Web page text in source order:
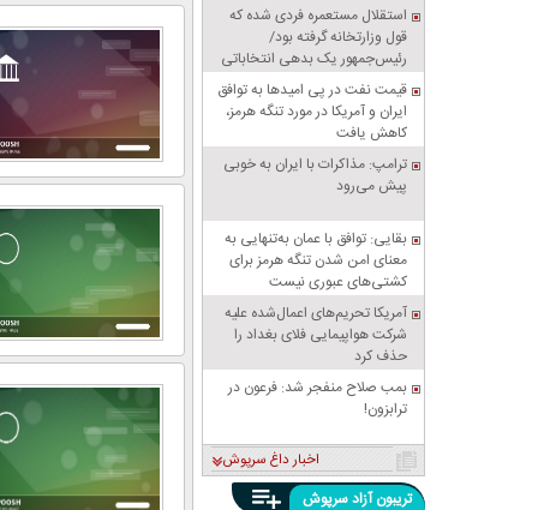
استقلال مستعمره فردی شده که
قول وزارتخانه گرفته بود/
رئیس‌جمهور یک بدهی انتخاباتی
داشت، باشگاه را به او داد!
قیمت نفت در پی امیدها به توافق
ایران و آمریکا در مورد تنگه هرمز،
کاهش یافت
ترامپ: مذاکرات با ایران به خوبی
پیش می‌رود
بقایی: توافق با عمان به‌تنهایی به
معنای امن شدن تنگه هرمز برای
کشتی‌های عبوری نیست
آمریکا تحریم‌های اعمال‌شده علیه
شرکت هواپیمایی فلای بغداد را
حذف کرد
بمب صلاح منفجر شد: فرعون در
ترابزون!
اخبار داغ سرپوش
تریبون آزاد سرپوش